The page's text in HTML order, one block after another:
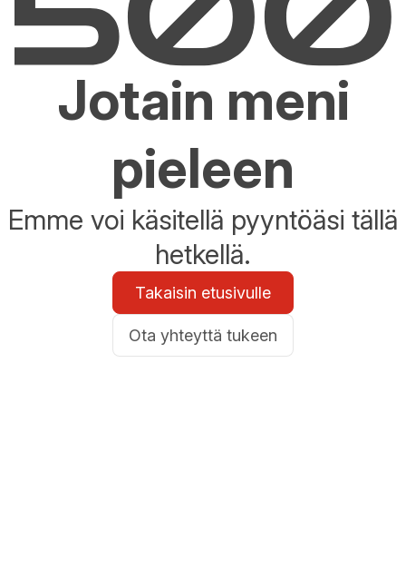
Jotain meni
pieleen
Emme voi käsitellä pyyntöäsi tällä
hetkellä.
Takaisin etusivulle
Ota yhteyttä tukeen